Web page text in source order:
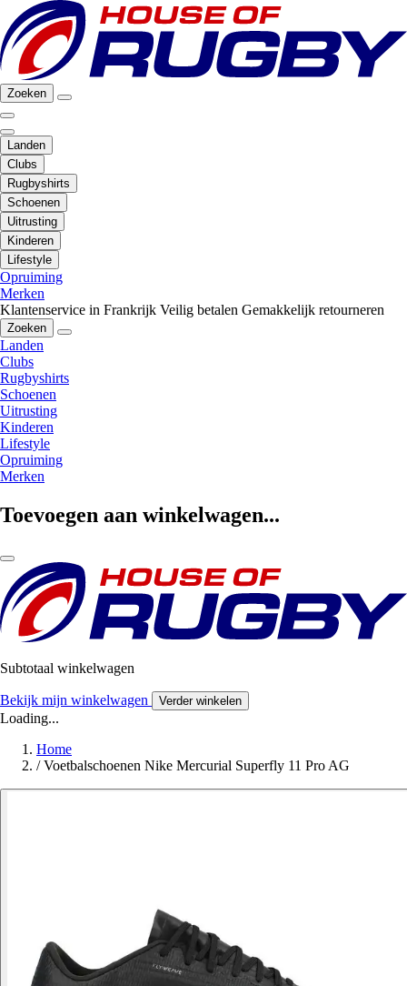
Zoeken
Landen
Clubs
Rugbyshirts
Schoenen
Uitrusting
Kinderen
Lifestyle
Opruiming
Merken
Klantenservice in Frankrijk Veilig betalen Gemakkelijk retourneren
Zoeken
Landen
Clubs
Rugbyshirts
Schoenen
Uitrusting
Kinderen
Lifestyle
Opruiming
Merken
Toevoegen aan winkelwagen...
Subtotaal winkelwagen
Bekijk mijn winkelwagen Verder winkelen
Loading...
Home
/ Voetbalschoenen Nike Mercurial Superfly 11 Pro AG